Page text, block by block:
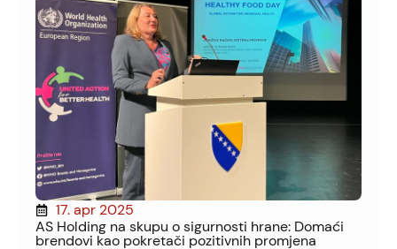
17. apr 2025
AS Holding na skupu o sigurnosti hrane: Domaći
brendovi kao pokretači pozitivnih promjena